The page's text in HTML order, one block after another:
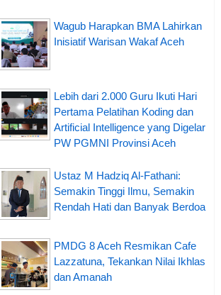
Wagub Harapkan BMA Lahirkan
Inisiatif Warisan Wakaf Aceh
Lebih dari 2.000 Guru Ikuti Hari
Pertama Pelatihan Koding dan
Artificial Intelligence yang Digelar
PW PGMNI Provinsi Aceh
Ustaz M Hadziq Al-Fathani:
Semakin Tinggi Ilmu, Semakin
Rendah Hati dan Banyak Berdoa
PMDG 8 Aceh Resmikan Cafe
Lazzatuna, Tekankan Nilai Ikhlas
dan Amanah